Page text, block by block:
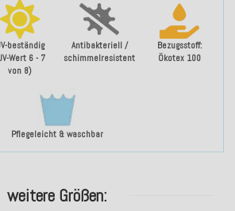
beständig
Wert 6 - 7
von 8)
Antibakteriell /
schimmelresistent
Bezugsstoff:
Ökotex 100
Pflegeleicht & waschbar
weitere Größen: